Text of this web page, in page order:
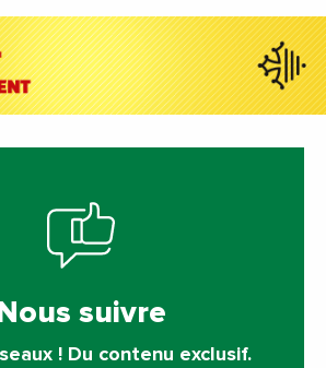
Nous suivre
! Du contenu exclusif.